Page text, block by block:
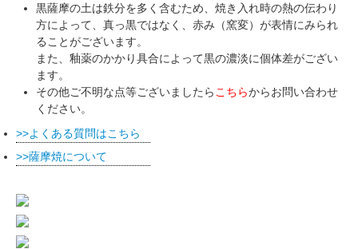
黒薩摩の土は鉄分を多く含むため、焼き入れ時の熱の伝わり
方によって、真っ黒ではなく、赤み（窯変）が表情にみられ
ることがございます。
また、釉薬のかかり具合によって黒の濃淡に個体差がござい
ます。
その他ご不明な点等ございましたら こちらからお問い合わせ
ください。
よくある質問はこちら
薩摩焼について